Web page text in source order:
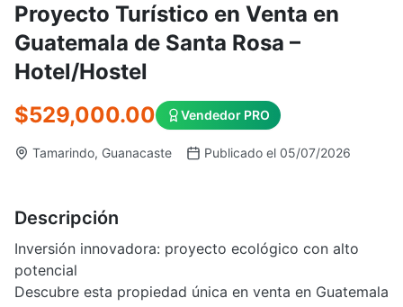
Proyecto Turístico en Venta en
Guatemala de Santa Rosa –
Hotel/Hostel
$529,000.00 Vendedor PRO
Tamarindo, Guanacaste Publicado el 05/07/2026
Descripción
Inversión innovadora: proyecto ecológico con alto
potencial
Descubre esta propiedad única en venta en Guatemala